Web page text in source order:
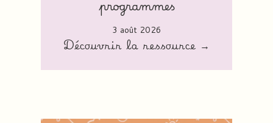
programmes
3 août 2026
Découvrir la ressource →